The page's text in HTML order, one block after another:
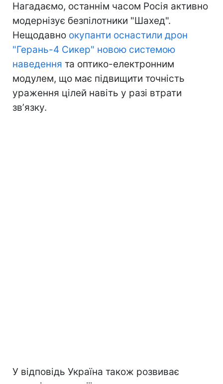
Нагадаємо, останнім часом Росія активно
модернізує безпілотники "Шахед".
Нещодавно окупанти оснастили дрон
"Герань-4 Сикер" новою системою
наведення та оптико-електронним
модулем, що має підвищити точність
ураження цілей навіть у разі втрати
звʼязку.
У відповідь Україна також розвиває